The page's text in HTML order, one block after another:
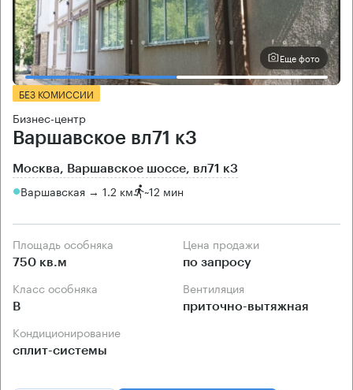
Еще фото
БЕЗ КОМИССИИ
Бизнес-центр
Варшавское вл71 к3
Москва, Варшавское шоссе, вл71 к3
Варшавская → 1.2 км ~12 мин
Площадь особняка
750 кв.м
Цена продажи
по запросу
Класс особняка
B
Вентиляция
приточно-вытяжная
Кондиционирование
сплит-системы